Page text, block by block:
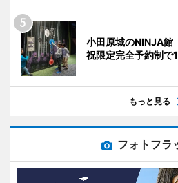
小田原城のNINJA
祝限定完全予約制で
もっと見る
フォトフラ